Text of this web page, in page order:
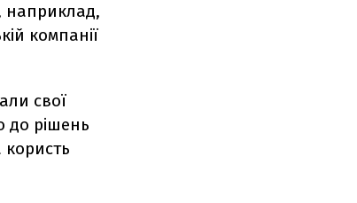
наприклад,
компанії
свої
до рішень
користь